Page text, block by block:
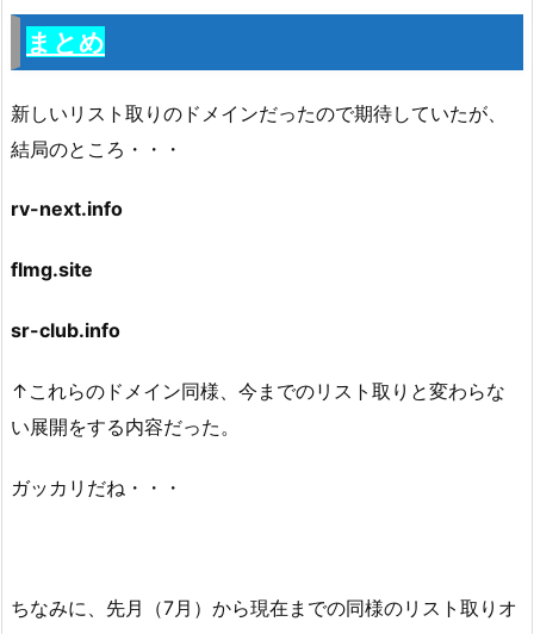
まとめ
新しいリスト取りのドメインだったので期待していたが、
結局のところ・・・
rv-next.info
flmg.site
sr-club.info
↑これらのドメイン同様、今までのリスト取りと変わらな
い展開をする内容だった。
ガッカリだね・・・
ちなみに、先月（7月）から現在までの同様のリスト取りオ